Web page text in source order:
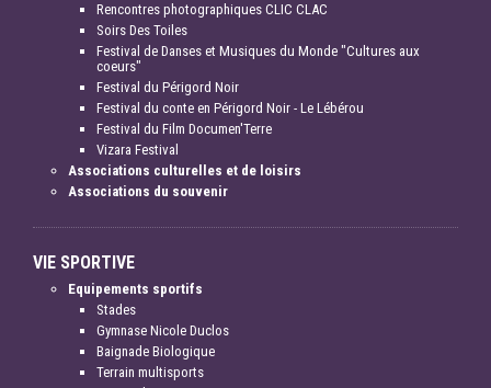
Rencontres photographiques CLIC CLAC
Soirs Des Toiles
Festival de Danses et Musiques du Monde "Cultures aux
coeurs"
Festival du Périgord Noir
Festival du conte en Périgord Noir - Le Lébérou
Festival du Film Documen'Terre
Vizara Festival
Associations culturelles et de loisirs
Associations du souvenir
VIE SPORTIVE
Equipements sportifs
Stades
Gymnase Nicole Duclos
Baignade Biologique
Terrain multisports